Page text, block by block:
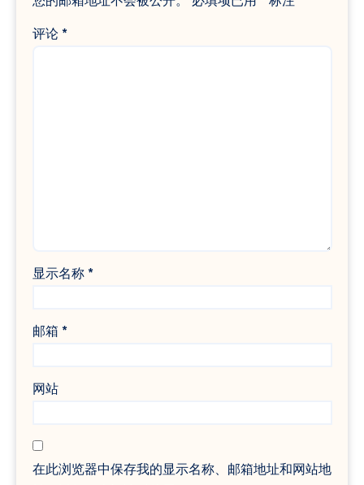
评论 *
显示名称 *
邮箱 *
网站
在此浏览器中保存我的显示名称、邮箱地址和网站地